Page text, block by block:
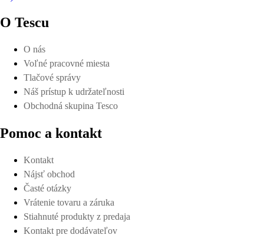
O Tescu
O nás
Voľné pracovné miesta
Tlačové správy
Náš prístup k udržateľnosti
Obchodná skupina Tesco
Pomoc a kontakt
Kontakt
Nájsť obchod
Časté otázky
Vrátenie tovaru a záruka
Stiahnuté produkty z predaja
Kontakt pre dodávateľov